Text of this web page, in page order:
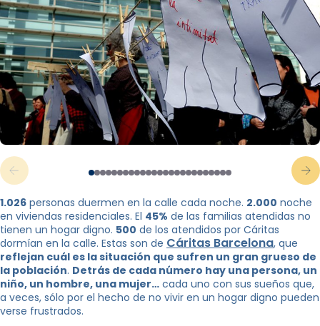
1.026 personas duermen en la calle cada noche. 2.000 noche
en viviendas residenciales. El 45% de las familias atendidas no
tienen un hogar digno. 500 de los atendidos por Cáritas
dormían en la calle. Estas son de Cáritas Barcelona, ​​que
reflejan cuál es la situación que sufren un gran grueso de
la población. Detrás de cada número hay una persona, un
niño, un hombre, una mujer… cada uno con sus sueños que,
a veces, sólo por el hecho de no vivir en un hogar digno pueden
verse frustrados.